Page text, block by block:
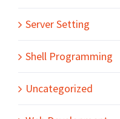
Server Setting
Shell Programming
Uncategorized